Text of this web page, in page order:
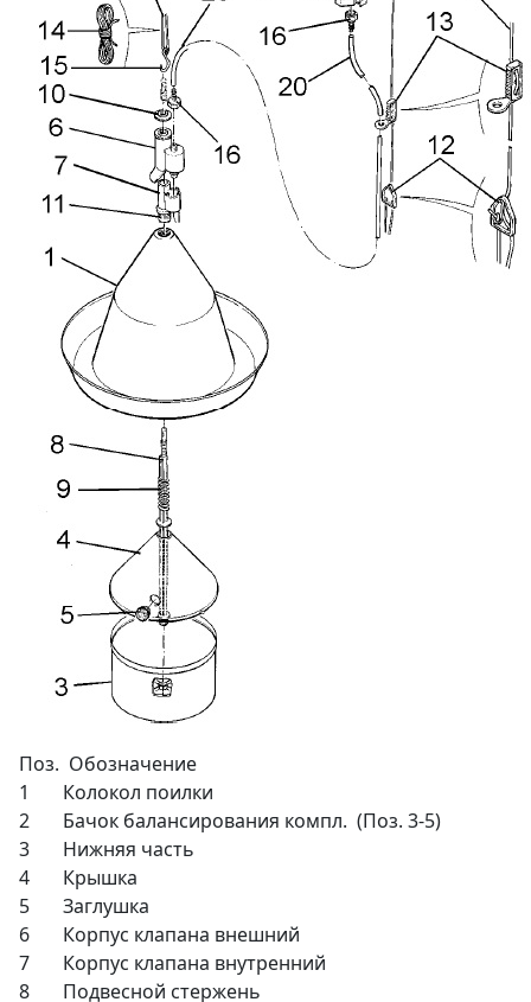
Поз. Обозначение
1 Колокол поилки
2 Бачок балансирования компл. (Поз. 3-5)
3 Нижняя часть
4 Крышка
5 Заглушка
6 Корпус клапана внешний
7 Корпус клапана внутренний
8 Подвесной стержень